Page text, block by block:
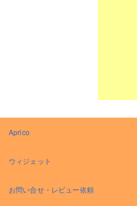
Aprico
ウィジェット
お問い合せ・レビュー依頼